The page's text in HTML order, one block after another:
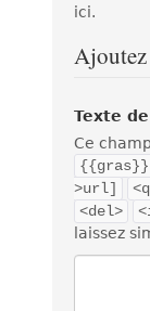
ici.
Texte
Ce
{{gras}}
>url]
<del>
laissez